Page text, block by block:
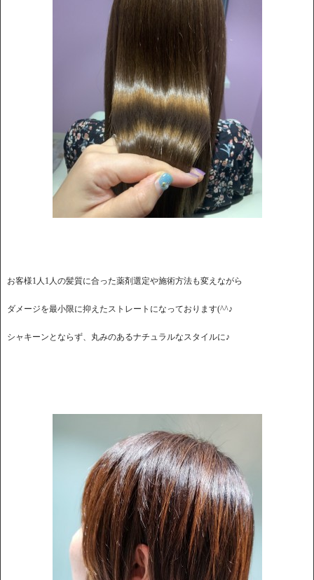
お客様1人1人の髪質に合った薬剤選定や施術方法も変えながら
ダメージを最小限に抑えたストレートになっております(^^♪
シャキーンとならず、丸みのあるナチュラルなスタイルに♪